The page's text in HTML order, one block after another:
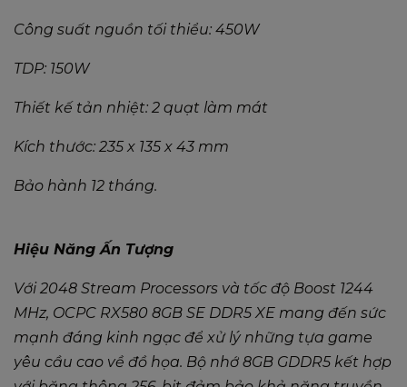
Công suất nguồn tối thiểu: 450W
TDP: 150W
Thiết kế tản nhiệt: 2 quạt làm mát
Kích thước: 235 x 135 x 43 mm
Bảo hành 12 tháng.
Hiệu Năng Ấn Tượng
Với 2048 Stream Processors và tốc độ Boost 1244
MHz, OCPC RX580 8GB SE DDR5 XE mang đến sức
mạnh đáng kinh ngạc để xử lý những tựa game
yêu cầu cao về đồ họa. Bộ nhớ 8GB GDDR5 kết hợp